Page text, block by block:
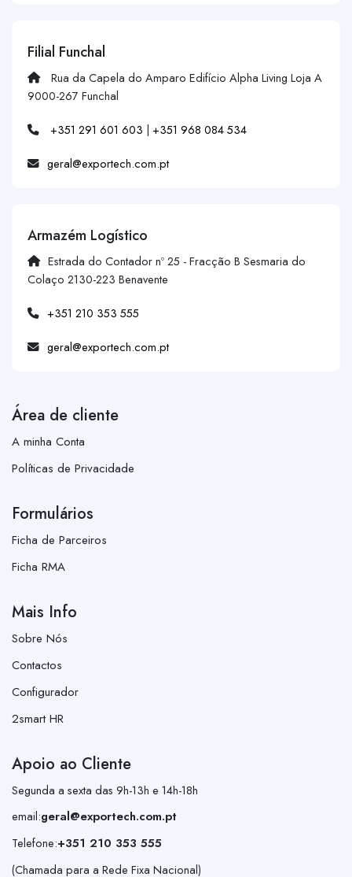
Filial Funchal
Rua da Capela do Amparo Edifício Alpha Living Loja A
9000-267 Funchal
+351 291 601 603 | +351 968 084 534
geral@exportech.com.pt
Armazém Logístico
Estrada do Contador nº 25 - Fracção B Sesmaria do
Colaço 2130-223 Benavente
+351 210 353 555
geral@exportech.com.pt
Área de cliente
A minha Conta
Políticas de Privacidade
Formulários
Ficha de Parceiros
Ficha RMA
Mais Info
Sobre Nós
Contactos
Configurador
2smart HR
Apoio ao Cliente
Segunda a sexta das 9h-13h e 14h-18h
email:geral@exportech.com.pt
Telefone:+351 210 353 555
(Chamada para a Rede Fixa Nacional)